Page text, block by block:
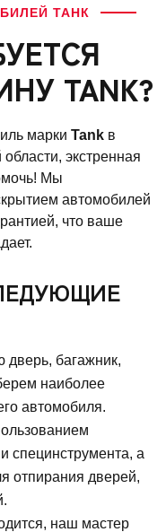
ТАНК
TANK?
марки Tank в
экстренная
Мы
автомобилей
что ваше
дверь, багажник,
наиболее
автомобиля.
специнструмента, а
отпирания дверей,
наш мастер